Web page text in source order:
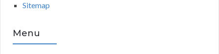
Sitemap
Menu